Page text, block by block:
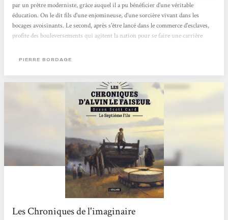
par un prêtre moderniste, grâce auquel il a pu bénéficier d'une véritable
éducation. On le dit fils d'une enjomineuse, d'une sorcière vivant dans les
bocages avoisinants. Le second, après s'être lancé dans le commerce d'esclaves,
profite des bouleversements qui agitent la nation pour se faire une carrière
destin commun... Dans les années qui suivirent la prise de la bastille, la crise
PIERRE BORDAGE
Les Chroniques de l'imaginaire